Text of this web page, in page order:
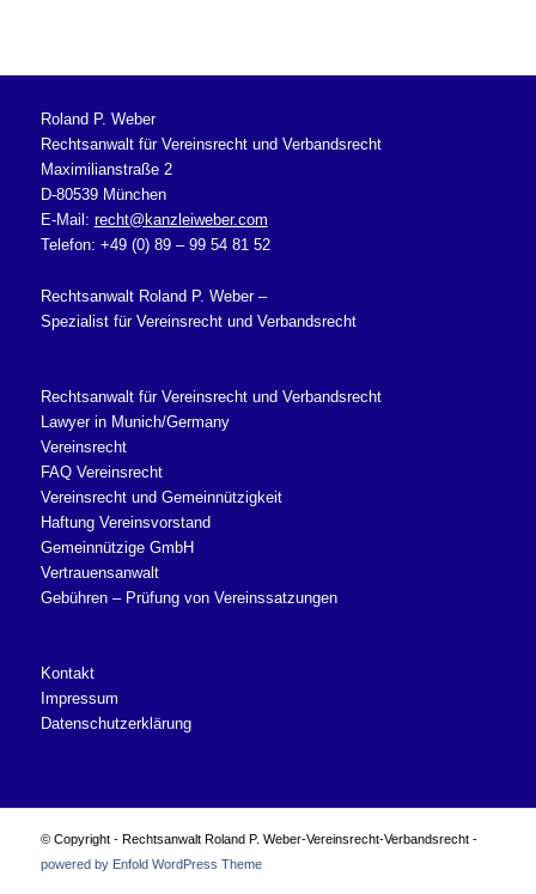
Roland P. Weber
Rechtsanwalt für Vereinsrecht und Verbandsrecht
Maximilianstraße 2
D-80539 München
E-Mail: recht@kanzleiweber.com
Telefon: +49 (0) 89 – 99 54 81 52
Rechtsanwalt Roland P. Weber –
Spezialist für Vereinsrecht und Verbandsrecht
Rechtsanwalt für Vereinsrecht und Verbandsrecht
Lawyer in Munich/Germany
Vereinsrecht
FAQ Vereinsrecht
Vereinsrecht und Gemeinnützigkeit
Haftung Vereinsvorstand
Gemeinnützige GmbH
Vertrauensanwalt
Gebühren – Prüfung von Vereinssatzungen
Kontakt
Impressum
Datenschutzerklärung
© Copyright - Rechtsanwalt Roland P. Weber-Vereinsrecht-Verbandsrecht -
powered by Enfold WordPress Theme